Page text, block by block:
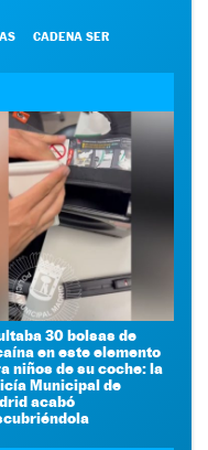
AS CADENA SER
30 bolsas de
en este elemento
niños de su coche: la
Municipal de
acabó